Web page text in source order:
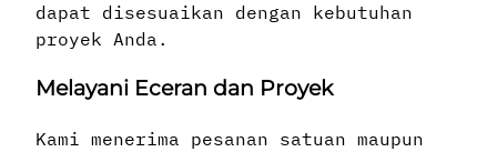
dapat disesuaikan dengan kebutuhan
proyek Anda.
Melayani Eceran dan Proyek
Kami menerima pesanan satuan maupun